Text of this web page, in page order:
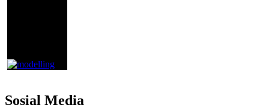
Sosial Media